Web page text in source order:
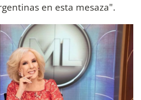
en esta mesaza".